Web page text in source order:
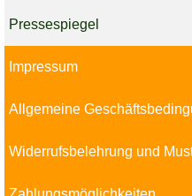
Pressespiegel
Impressum
Allgemeine
Widerrufsbelehrung und